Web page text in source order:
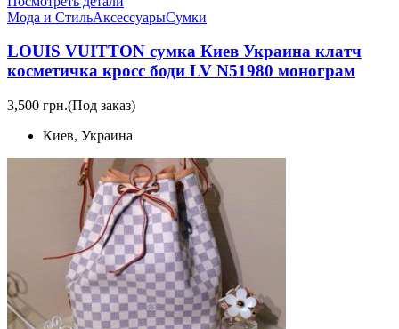
Мода и СтильАксессуарыСумки
LOUIS VUITTON сумка Киев Украина клатч
косметичка кросс боди LV N51980 монограм
3,500 грн.(Под заказ)
Киев, Украина